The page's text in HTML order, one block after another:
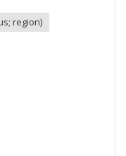
region)